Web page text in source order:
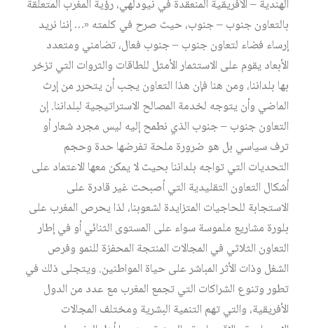
الهندية – الأفريقية المنعقدة في نيودلهي، رؤية المغرب المتعلقة
بالتعاون جنوب – جنوب، حيث صرح في كلمته «… إننا نريد
إرساء فضاء لتعاون جنوب – جنوب فعال، تضامني ومتعدد
الأبعاد يقوم على الاستثمار الأمثل للطاقات والثروات التي تزخر
بها بلداننا، ومن هنا فإن هذا التعاون يجب أن يتحرر من إرث
الماضي وأن يتوجه لخدمة المصالح الاستراتيجية لبلداننا. إن
التعاون جنوب – جنوب الذي نطمح إليه ليس مجرد شعار أو
ترف سياسي بل هو ضرورة ملحة تفرضها حدة وحجم
التحديات التي تواجه بلداننا بحيث لا يمكن معها الاعتماد على
أشكال التعاون التقليدية التي أصبحت غير قادرة على
الاستجابة للحاجيات المتزايدة لشعوبنا، لذا يحرص المغرب على
بلورة مشاريع ملموسة سواء على المستوى الثنائي أو في إطار
التعاون الثلاثي في المجالات المنتجة المحفزة للنمو وفرص
الشغل وذات الأثر المباشر على حياة المواطنين. ويتجلى ذلك في
تطور وتنوع الشراكات التي تجمع المغرب مع عدد من الدول
الأفريقية، والتي تهم التنمية البشرية ومختلف المجالات